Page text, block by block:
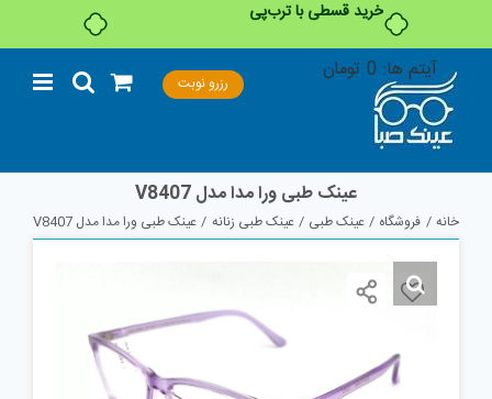
خرید قسطی با ترب‌پی
content
رزرو نوبت
عینک طبی ورا مدا مدل V8407
خانه فروشگاه عینک طبی عینک طبی زنانه عینک طبی ورا مدا مدل V8407
آیتم ها: 0 تومان